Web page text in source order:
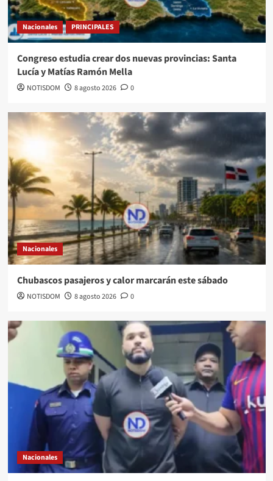
Nacionales PRINCIPALES
Congreso estudia crear dos nuevas provincias: Santa
Lucía y Matías Ramón Mella
NOTISDOM 8 agosto 2026 0
Nacionales
Chubascos pasajeros y calor marcarán este sábado
NOTISDOM 8 agosto 2026 0
Nacionales